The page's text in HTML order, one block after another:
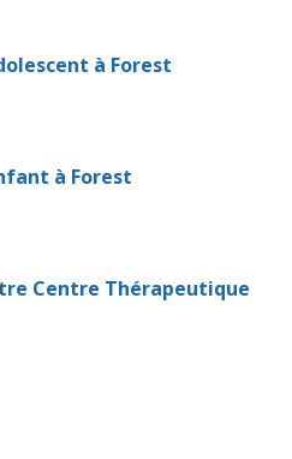
à Forest
à Forest
Centre Thérapeutique